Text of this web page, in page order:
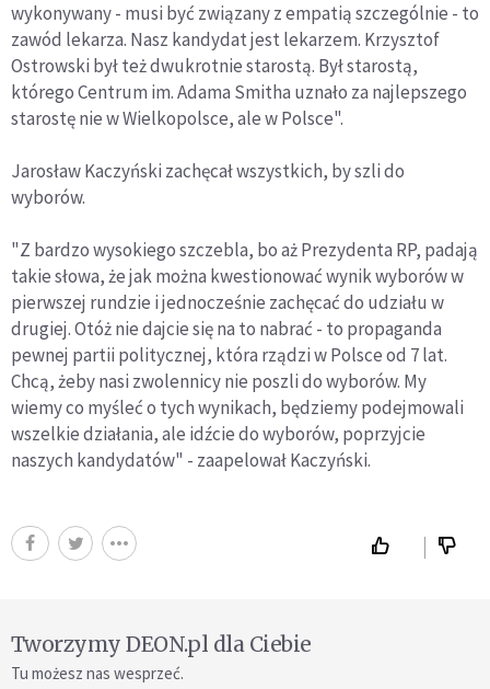
wykonywany - musi być związany z empatią szczególnie - to
zawód lekarza. Nasz kandydat jest lekarzem. Krzysztof
Ostrowski był też dwukrotnie starostą. Był starostą,
którego Centrum im. Adama Smitha uznało za najlepszego
starostę nie w Wielkopolsce, ale w Polsce".
Jarosław Kaczyński zachęcał wszystkich, by szli do
wyborów.
"Z bardzo wysokiego szczebla, bo aż Prezydenta RP, padają
takie słowa, że jak można kwestionować wynik wyborów w
pierwszej rundzie i jednocześnie zachęcać do udziału w
drugiej. Otóż nie dajcie się na to nabrać - to propaganda
pewnej partii politycznej, która rządzi w Polsce od 7 lat.
Chcą, żeby nasi zwolennicy nie poszli do wyborów. My
wiemy co myśleć o tych wynikach, będziemy podejmowali
wszelkie działania, ale idźcie do wyborów, poprzyjcie
naszych kandydatów" - zaapelował Kaczyński.
Tworzymy DEON.pl dla Ciebie
Tu możesz nas wesprzeć.